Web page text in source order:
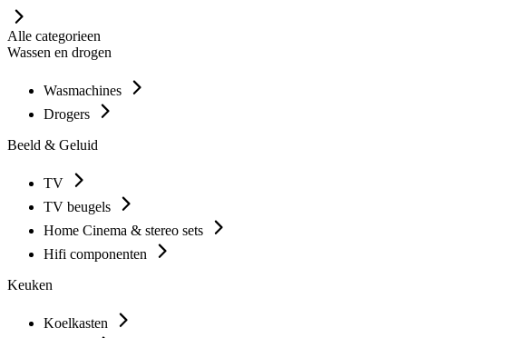
Alle categorieen
Wassen en drogen
Wasmachines
Drogers
Beeld & Geluid
TV
TV beugels
Home Cinema & stereo sets
Hifi componenten
Keuken
Koelkasten